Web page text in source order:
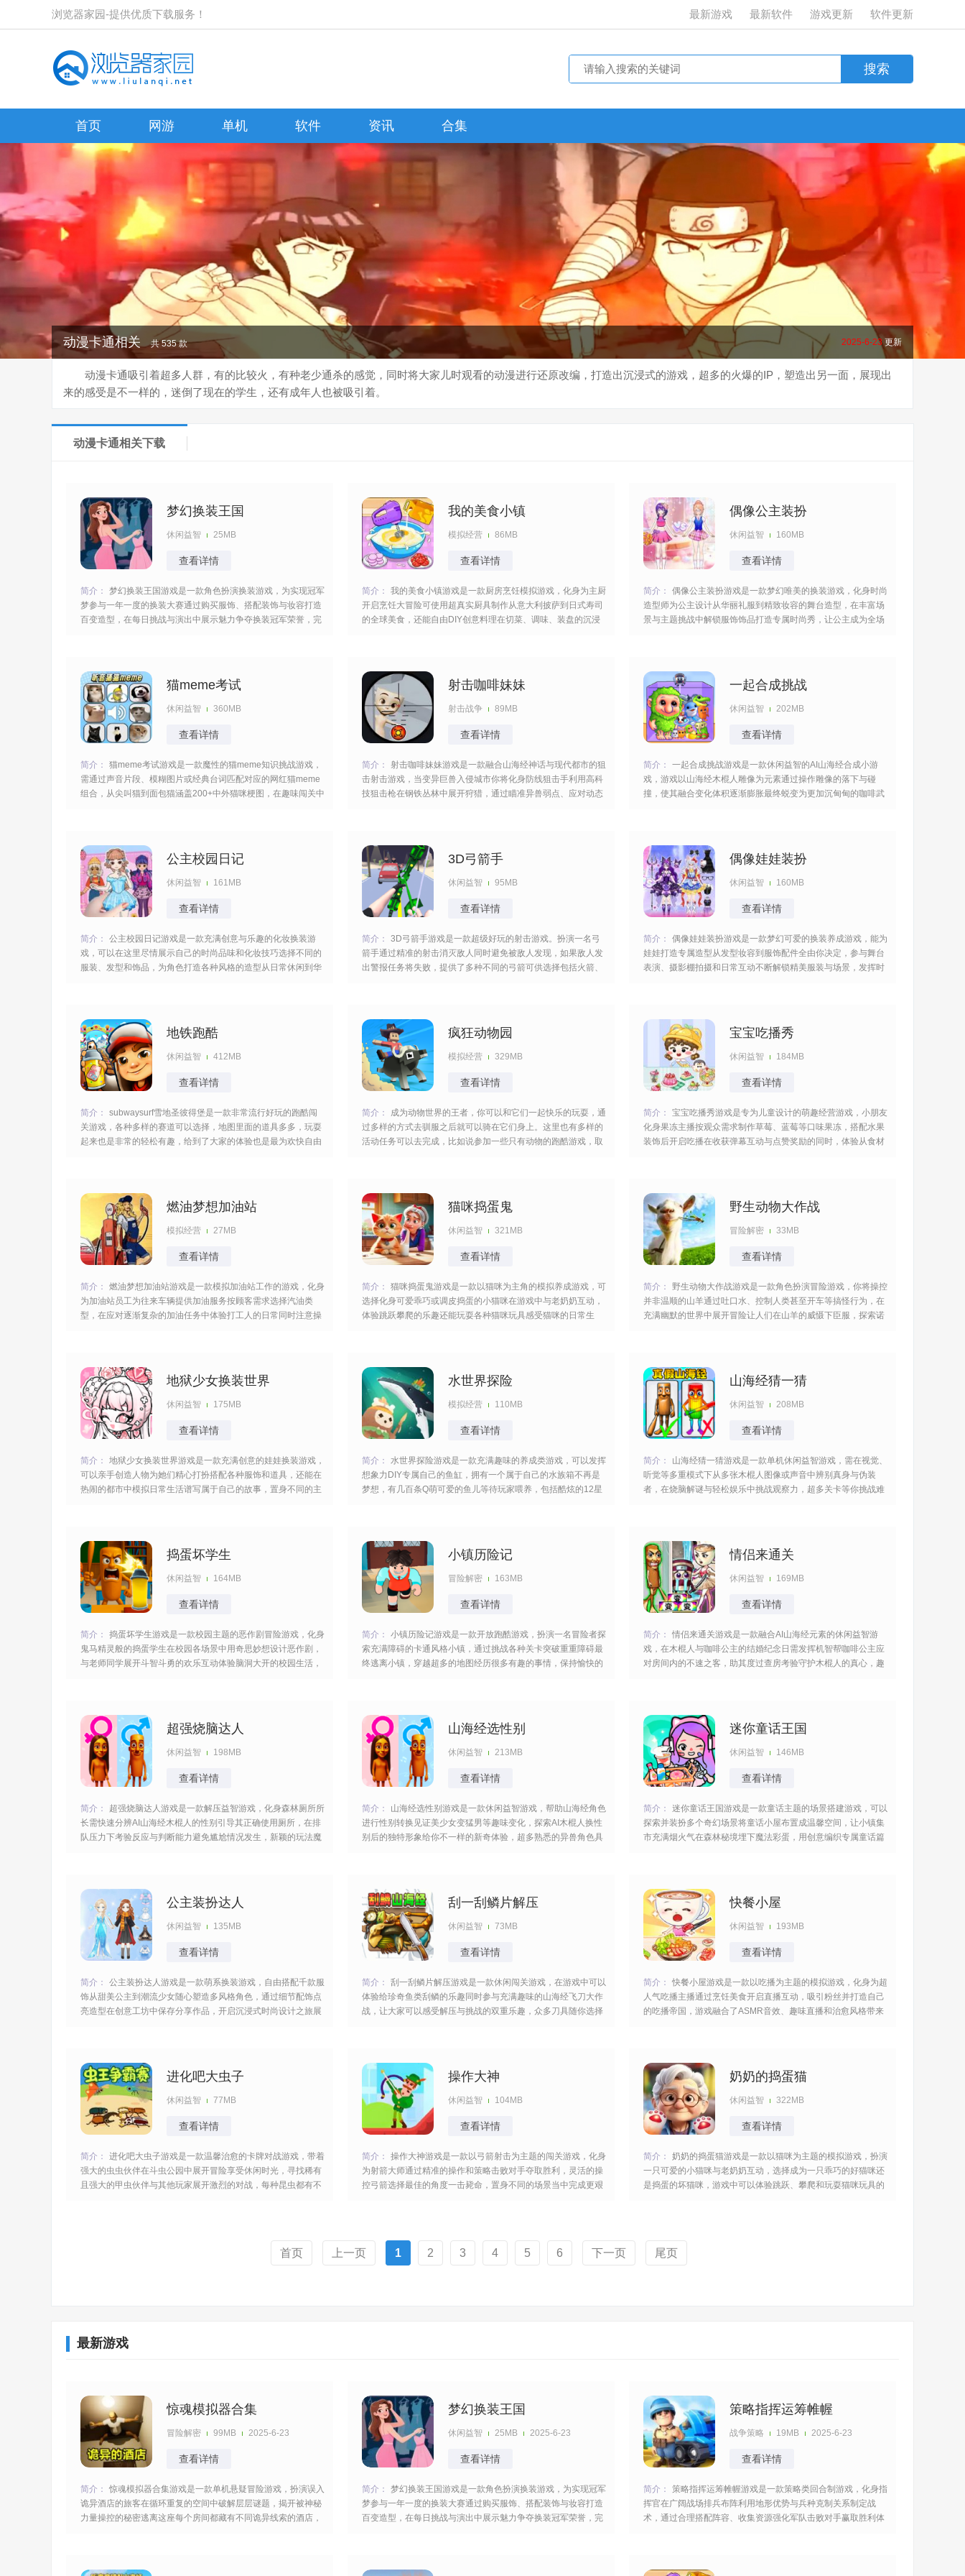
浏览器家园-提供优质下载服务！ 最新游戏 最新软件 游戏更新 软件更新
首页 网游 单机 软件 资讯 合集
动漫卡通相关 共 535 款 2025-6-23更新
动漫卡通吸引着超多人群，有的比较火，有种老少通杀的感觉，同时将大家儿时观看的动漫进行还原改编，打造出沉浸式的游戏，超多的火爆的IP，塑造出另一面，展现出
来的感受是不一样的，迷倒了现在的学生，还有成年人也被吸引着。
动漫卡通相关下载
梦幻换装王国
休闲益智 25MB
查看详情
简介：
梦幻换装王国游戏是一款角色扮演换装游戏，为实现冠军
梦参与一年一度的换装大赛通过购买服饰、搭配装饰与妆容打造
百变造型，在每日挑战与演出中展示魅力争夺换装冠军荣誉，完
我的美食小镇
模拟经营 86MB
查看详情
简介：
我的美食小镇游戏是一款厨房烹饪模拟游戏，化身为主厨
开启烹饪大冒险可使用超真实厨具制作从意大利披萨到日式寿司
的全球美食，还能自由DIY创意料理在切菜、调味、装盘的沉浸
偶像公主装扮
休闲益智 160MB
查看详情
简介：
偶像公主装扮游戏是一款梦幻唯美的换装游戏，化身时尚
造型师为公主设计从华丽礼服到精致妆容的舞台造型，在丰富场
景与主题挑战中解锁服饰饰品打造专属时尚秀，让公主成为全场
猫meme考试
休闲益智 360MB
查看详情
简介：
猫meme考试游戏是一款魔性的猫meme知识挑战游戏，
需通过声音片段、模糊图片或经典台词匹配对应的网红猫meme
组合，从尖叫猫到面包猫涵盖200+中外猫咪梗图，在趣味闯关中
射击咖啡妹妹
射击战争 89MB
查看详情
简介：
射击咖啡妹妹游戏是一款融合山海经神话与现代都市的狙
击射击游戏，当变异巨兽入侵城市你将化身防线狙击手利用高科
技狙击枪在钢铁丛林中展开狩猎，通过瞄准异兽弱点、应对动态
一起合成挑战
休闲益智 202MB
查看详情
简介：
一起合成挑战游戏是一款休闲益智的AI山海经合成小游
戏，游戏以山海经木棍人雕像为元素通过操作雕像的落下与碰
撞，使其融合变化体积逐渐膨胀最终蜕变为更加沉甸甸的咖啡武
公主校园日记
休闲益智 161MB
查看详情
简介：
公主校园日记游戏是一款充满创意与乐趣的化妆换装游
戏，可以在这里尽情展示自己的时尚品味和化妆技巧选择不同的
服装、发型和饰品，为角色打造各种风格的造型从日常休闲到华
3D弓箭手
休闲益智 95MB
查看详情
简介：
3D弓箭手游戏是一款超级好玩的射击游戏。扮演一名弓
箭手通过精准的射击消灭敌人同时避免被敌人发现，如果敌人发
出警报任务将失败，提供了多种不同的弓箭可供选择包括火箭、
偶像娃娃装扮
休闲益智 160MB
查看详情
简介：
偶像娃娃装扮游戏是一款梦幻可爱的换装养成游戏，能为
娃娃打造专属造型从发型妆容到服饰配件全由你决定，参与舞台
表演、摄影棚拍摄和日常互动不断解锁精美服装与场景，发挥时
地铁跑酷
休闲益智 412MB
查看详情
简介：
subwaysurf雪地圣彼得堡是一款非常流行好玩的跑酷闯
关游戏，各种多样的赛道可以选择，地图里面的道具多多，玩耍
起来也是非常的轻松有趣，给到了大家的体验也是最为欢快自由
疯狂动物园
模拟经营 329MB
查看详情
简介：
成为动物世界的王者，你可以和它们一起快乐的玩耍，通
过多样的方式去驯服之后就可以骑在它们身上。这里也有多样的
活动任务可以去完成，比如说参加一些只有动物的跑酷游戏，取
宝宝吃播秀
休闲益智 184MB
查看详情
简介：
宝宝吃播秀游戏是专为儿童设计的萌趣经营游戏，小朋友
化身果冻主播按观众需求制作草莓、蓝莓等口味果冻，搭配水果
装饰后开启吃播在收获弹幕互动与点赞奖励的同时，体验从食材
燃油梦想加油站
模拟经营 27MB
查看详情
简介：
燃油梦想加油站游戏是一款模拟加油站工作的游戏，化身
为加油站员工为往来车辆提供加油服务按顾客需求选择汽油类
型，在应对逐渐复杂的加油任务中体验打工人的日常同时注意操
猫咪捣蛋鬼
休闲益智 321MB
查看详情
简介：
猫咪捣蛋鬼游戏是一款以猫咪为主角的模拟养成游戏，可
选择化身可爱乖巧或调皮捣蛋的小猫咪在游戏中与老奶奶互动，
体验跳跃攀爬的乐趣还能玩耍各种猫咪玩具感受猫咪的日常生
野生动物大作战
冒险解密 33MB
查看详情
简介：
野生动物大作战游戏是一款角色扮演冒险游戏，你将操控
并非温顺的山羊通过吐口水、控制人类甚至开车等搞怪行为，在
充满幽默的世界中展开冒险让人们在山羊的威慑下臣服，探索诺
地狱少女换装世界
休闲益智 175MB
查看详情
简介：
地狱少女换装世界游戏是一款充满创意的娃娃换装游戏，
可以亲手创造人物为她们精心打扮搭配各种服饰和道具，还能在
热闹的都市中模拟日常生活谱写属于自己的故事，置身不同的主
水世界探险
模拟经营 110MB
查看详情
简介：
水世界探险游戏是一款充满趣味的养成类游戏，可以发挥
想象力DIY专属自己的鱼缸，拥有一个属于自己的水族箱不再是
梦想，有几百条Q萌可爱的鱼儿等待玩家喂养，包括酷炫的12星
山海经猜一猜
休闲益智 208MB
查看详情
简介：
山海经猜一猜游戏是一款单机休闲益智游戏，需在视觉、
听觉等多重模式下从多张木棍人图像或声音中辨别真身与伪装
者，在烧脑解谜与轻松娱乐中挑战观察力，超多关卡等你挑战难
捣蛋坏学生
休闲益智 164MB
查看详情
简介：
捣蛋坏学生游戏是一款校园主题的恶作剧冒险游戏，化身
鬼马精灵般的捣蛋学生在校园各场景中用奇思妙想设计恶作剧，
与老师同学展开斗智斗勇的欢乐互动体验脑洞大开的校园生活，
小镇历险记
冒险解密 163MB
查看详情
简介：
小镇历险记游戏是一款开放跑酷游戏，扮演一名冒险者探
索充满障碍的卡通风格小镇，通过挑战各种关卡突破重重障碍最
终逃离小镇，穿越超多的地图经历很多有趣的事情，保持愉快的
情侣来通关
休闲益智 169MB
查看详情
简介：
情侣来通关游戏是一款融合AI山海经元素的休闲益智游
戏，在木棍人与咖啡公主的结婚纪念日需发挥机智帮咖啡公主应
对房间内的不速之客，助其度过查房考验守护木棍人的真心，趣
超强烧脑达人
休闲益智 198MB
查看详情
简介：
超强烧脑达人游戏是一款解压益智游戏，化身森林厕所所
长需快速分辨AI山海经木棍人的性别引导其正确使用厕所，在排
队压力下考验反应与判断能力避免尴尬情况发生，新颖的玩法魔
山海经选性别
休闲益智 213MB
查看详情
简介：
山海经选性别游戏是一款休闲益智游戏，帮助山海经角色
进行性别转换见证美少女变猛男等趣味变化，探索AI木棍人换性
别后的独特形象给你不一样的新奇体验，超多熟悉的异兽角色具
迷你童话王国
休闲益智 146MB
查看详情
简介：
迷你童话王国游戏是一款童话主题的场景搭建游戏，可以
探索并装扮多个奇幻场景将童话小屋布置成温馨空间，让小镇集
市充满烟火气在森林秘境埋下魔法彩蛋，用创意编织专属童话篇
公主装扮达人
休闲益智 135MB
查看详情
简介：
公主装扮达人游戏是一款萌系换装游戏，自由搭配千款服
饰从甜美公主到潮流少女随心塑造多风格角色，通过细节配饰点
亮造型在创意工坊中保存分享作品，开启沉浸式时尚设计之旅展
刮一刮鳞片解压
休闲益智 73MB
查看详情
简介：
刮一刮鳞片解压游戏是一款休闲闯关游戏，在游戏中可以
体验给珍奇鱼类刮鳞的乐趣同时参与充满趣味的山海经飞刀大作
战，让大家可以感受解压与挑战的双重乐趣，众多刀具随你选择
快餐小屋
休闲益智 193MB
查看详情
简介：
快餐小屋游戏是一款以吃播为主题的模拟游戏，化身为超
人气吃播主播通过烹饪美食开启直播互动，吸引粉丝并打造自己
的吃播帝国，游戏融合了ASMR音效、趣味直播和治愈风格带来
进化吧大虫子
休闲益智 77MB
查看详情
简介：
进化吧大虫子游戏是一款温馨治愈的卡牌对战游戏，带着
强大的虫虫伙伴在斗虫公园中展开冒险享受休闲时光，寻找稀有
且强大的甲虫伙伴与其他玩家展开激烈的对战，每种昆虫都有不
操作大神
休闲益智 104MB
查看详情
简介：
操作大神游戏是一款以弓箭射击为主题的闯关游戏，化身
为射箭大师通过精准的操作和策略击败对手夺取胜利，灵活的操
控弓箭选择最佳的角度一击毙命，置身不同的场景当中完成更艰
奶奶的捣蛋猫
休闲益智 322MB
查看详情
简介：
奶奶的捣蛋猫游戏是一款以猫咪为主题的模拟游戏，扮演
一只可爱的小猫咪与老奶奶互动，选择成为一只乖巧的好猫咪还
是捣蛋的坏猫咪，游戏中可以体验跳跃、攀爬和玩耍猫咪玩具的
首页 上一页 1 2 3 4 5 6 下一页 尾页
最新游戏
惊魂模拟器合集
冒险解密 99MB 2025-6-23
查看详情
简介：
惊魂模拟器合集游戏是一款单机悬疑冒险游戏，扮演误入
诡异酒店的旅客在循环重复的空间中破解层层谜题，揭开被神秘
力量操控的秘密逃离这座每个房间都藏有不同诡异线索的酒店，
梦幻换装王国
休闲益智 25MB 2025-6-23
查看详情
简介：
梦幻换装王国游戏是一款角色扮演换装游戏，为实现冠军
梦参与一年一度的换装大赛通过购买服饰、搭配装饰与妆容打造
百变造型，在每日挑战与演出中展示魅力争夺换装冠军荣誉，完
策略指挥运筹帷幄
战争策略 19MB 2025-6-23
查看详情
简介：
策略指挥运筹帷幄游戏是一款策略类回合制游戏，化身指
挥官在广阔战场排兵布阵利用地形优势与兵种克制关系制定战
术，通过合理搭配阵容、收集资源强化军队击败对手赢取胜利体